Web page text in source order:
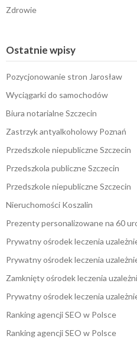
Zdrowie
Ostatnie wpisy
Pozycjonowanie stron Jarosław
Wyciągarki do samochodów
Biura notarialne Szczecin
Zastrzyk antyalkoholowy Poznań
Przedszkole niepubliczne Szczecin
Przedszkola publiczne Szczecin
Przedszkole niepubliczne Szczecin
Nieruchomości Koszalin
Prezenty personalizowane na 60
Prywatny ośrodek leczenia
Prywatny ośrodek leczenia
Zamknięty ośrodek leczenia
Prywatny ośrodek leczenia
Ranking agencji SEO w Polsce
Ranking agencji SEO w Polsce